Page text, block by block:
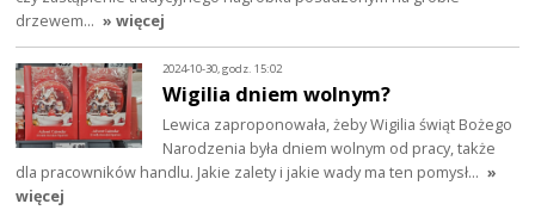
drzewem… » więcej
2024-10-30, godz. 15:02
Wigilia dniem wolnym?
Lewica zaproponowała, żeby Wigilia świąt Bożego
Narodzenia była dniem wolnym od pracy, także
dla pracowników handlu. Jakie zalety i jakie wady ma ten pomysł… »
więcej